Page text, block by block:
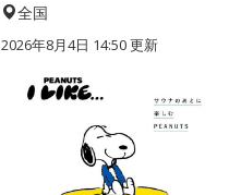
全国
2026年8月4日 14:50更新